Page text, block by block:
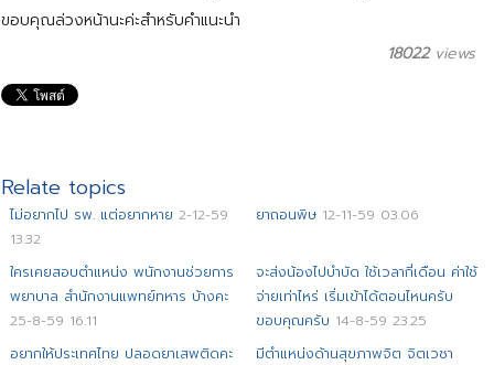
ขอบคุณล่วงหน้านะค่ะสำหรับคำแนะนำ
18022views
Relate topics
ไม่อยากไป รพ. แต่อยากหาย 2-12-59
13.32
ยาถอนพิษ 12-11-59 03.06
ใครเคยสอบตำแหน่ง พนักงานช่วยการ
พยาบาล สำนักงานแพทย์ทหาร บ้างคะ
25-8-59 16.11
จะส่งน้องไปบำบัด ใช้เวลากี่เดือน ค่าใช้
จ่ายเท่าไหร่ เริ่มเข้าได้ตอนไหนครับ
ขอบคุณครับ 14-8-59 23.25
อยากให้ประเทศไทย ปลอดยาเสพติดคะ
มีตำแหน่งด้านสุขภาพจิต จิตเวชา